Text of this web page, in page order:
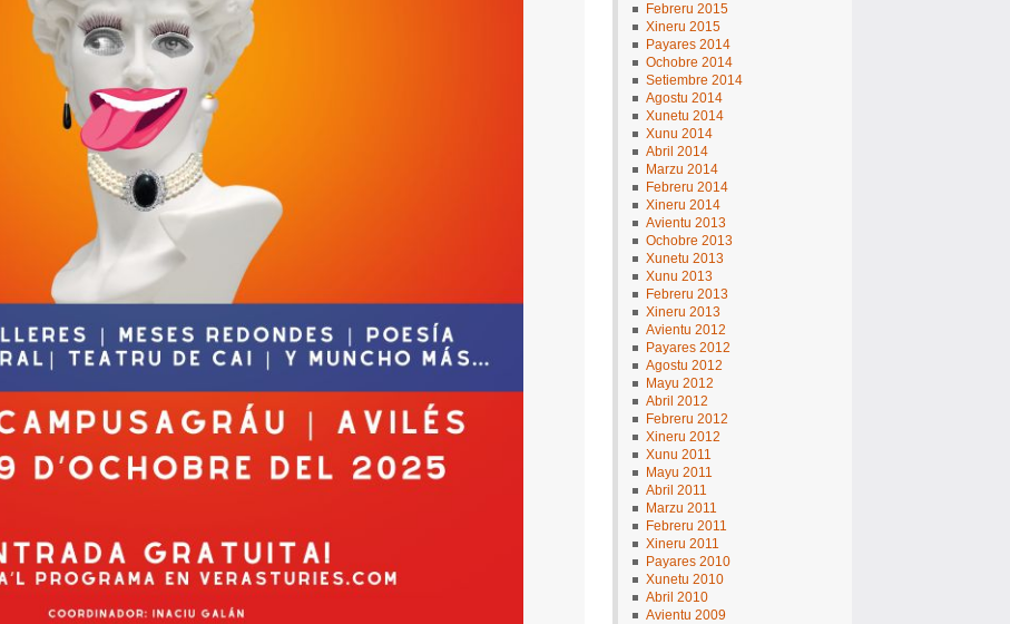
Febreru 2015
Xineru 2015
Payares 2014
Ochobre 2014
Setiembre 2014
Agostu 2014
Xunetu 2014
Xunu 2014
Abril 2014
Marzu 2014
Febreru 2014
Xineru 2014
Avientu 2013
Ochobre 2013
Xunetu 2013
Xunu 2013
Febreru 2013
Xineru 2013
Avientu 2012
Payares 2012
Agostu 2012
Mayu 2012
Abril 2012
Febreru 2012
Xineru 2012
Xunu 2011
Mayu 2011
Abril 2011
Marzu 2011
Febreru 2011
Xineru 2011
Payares 2010
Xunetu 2010
Abril 2010
Avientu 2009